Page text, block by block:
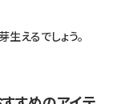
えるでしょう。